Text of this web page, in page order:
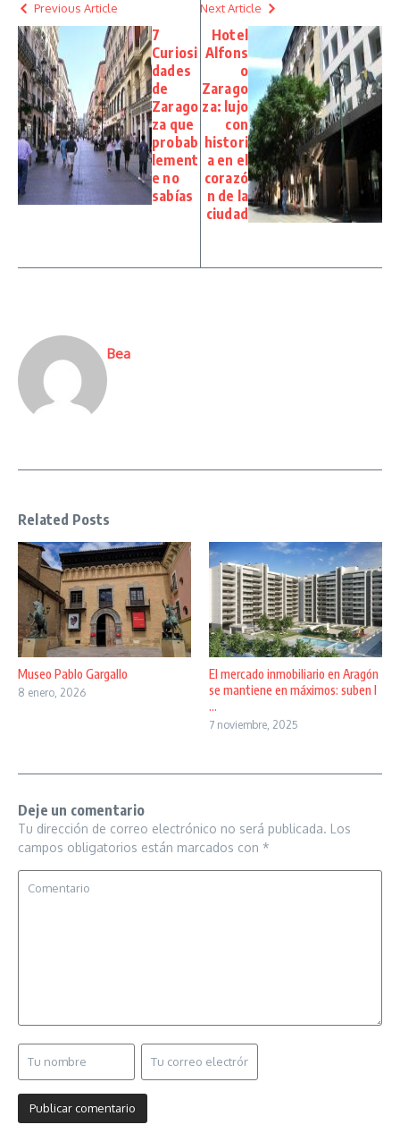
Previous Article
7
Curiosi
dades
de
Zarago
za que
probab
lement
e no
sabías
Next Article
Hotel
Alfons
o
Zarago
za: lujo
con
histori
a en el
corazó
n de la
ciudad
Bea
Related Posts
Museo Pablo Gargallo
8 enero, 2026
El mercado inmobiliario en Aragón
se mantiene en máximos: suben l
...
7 noviembre, 2025
Deje un comentario
Tu dirección de correo electrónico no será publicada. Los
campos obligatorios están marcados con *